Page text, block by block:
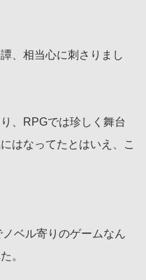
、相当心に刺さりまし
、RPGでは珍しく舞台
はなってたとはいえ、こ
ベル寄りのゲームなん
。